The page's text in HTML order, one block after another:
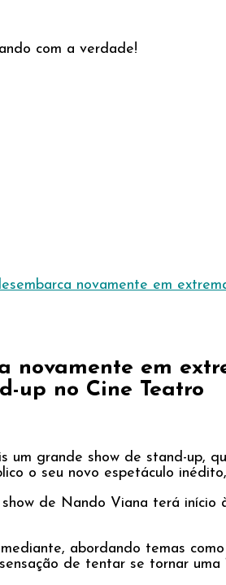
com a verdade!
novamente em
novamente em
up no Cine Teatro
um grande show de stand-up,
o seu novo espetáculo
de Nando Viana terá
abordando temas
de tentar se tornar uma